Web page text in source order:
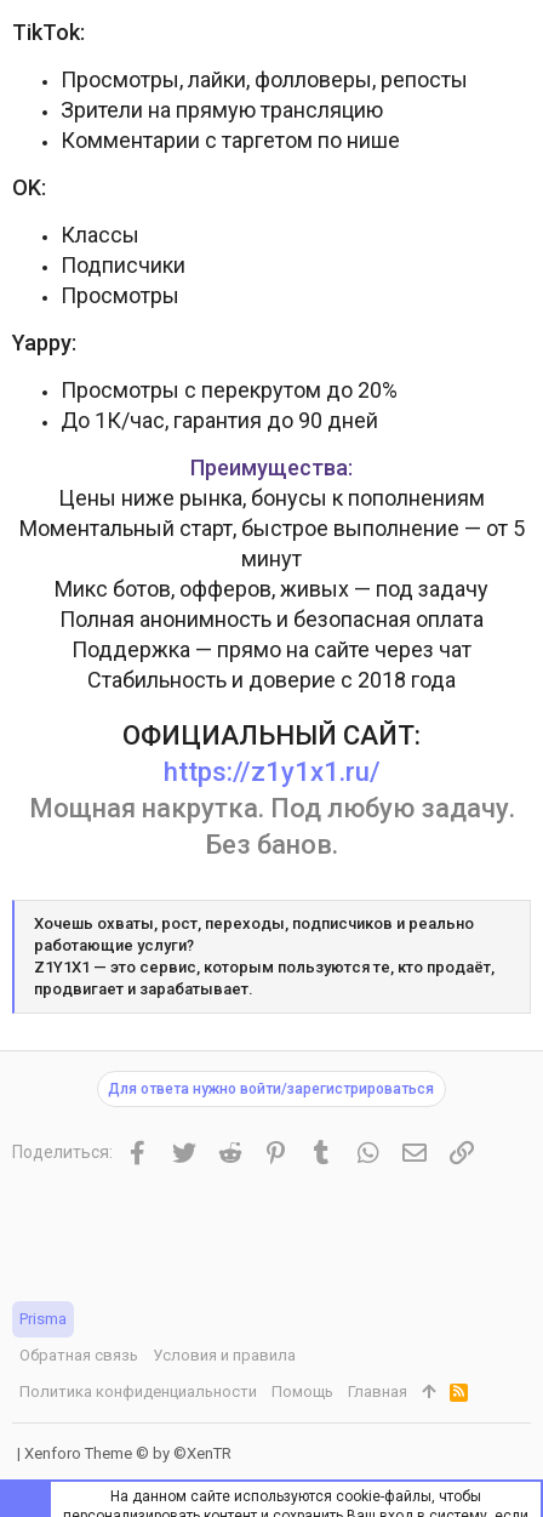
TikTok:
Просмотры, лайки, фолловеры, репосты
Зрители на прямую трансляцию
Комментарии с таргетом по нише
OK:
Классы
Подписчики
Просмотры
Yappy:
Просмотры с перекрутом до 20%
До 1К/час, гарантия до 90 дней
Преимущества:
Цены ниже рынка, бонусы к пополнениям
Моментальный старт, быстрое выполнение — от 5
минут
Микс ботов, офферов, живых — под задачу
Полная анонимность и безопасная оплата
Поддержка — прямо на сайте через чат
Стабильность и доверие с 2018 года
ОФИЦИАЛЬНЫЙ САЙТ:
https://z1y1x1.ru/
Мощная накрутка. Под любую задачу.
Без банов.
Хочешь охваты, рост, переходы, подписчиков и реально
работающие услуги?
Z1Y1X1 — это сервис, которым пользуются те, кто продаёт,
продвигает и зарабатывает.
Для ответа нужно войти/зарегистрироваться
Поделиться: Facebook
TwitterReddit PinterestTumblrWhatsAppЭлектронная
Ссылка
Prisma
Обратная связь
Условия и правила
Политика конфиденциальности
Помощь Главная
R
S
S
| Xenforo Theme © by ©XenTR
На данном сайте используются cookie-файлы, чтобы